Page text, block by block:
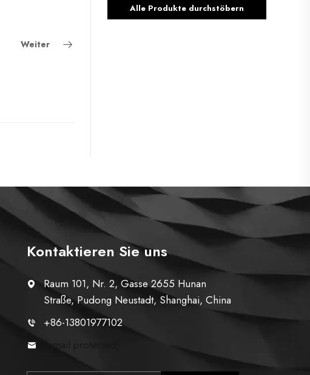
Weiter
Alle Produkte durchstöbern
Kontaktieren Sie uns
Raum 101, Nr. 2, Gasse 2655 Hunan
Straße, Pudong Neustadt, Shanghai, China
+86-13801977102